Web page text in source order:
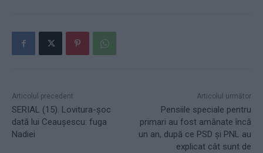
Articolul precedent
SERIAL (15). Lovitura-șoc
dată lui Ceaușescu: fuga
Nadiei
Articolul următor
Pensiile speciale pentru
primari au fost amânate încă
un an, după ce PSD și PNL au
explicat cât sunt de